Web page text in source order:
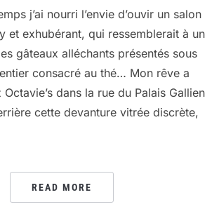
j’ai nourri l’envie d’ouvir un salon
et exhubérant, qui ressemblerait à un
gâteaux alléchants présentés sous
consacré au thé… Mon rêve a
dans la rue du Palais Gallien
cette devanture vitrée discrète,
READ MORE